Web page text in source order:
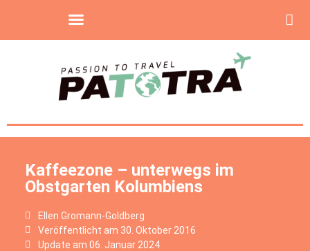
Kaffeezone – unterwegs im
Obstgarten Kolumbiens
Ellen Gromann-Goldberg
Veröffentlicht am 30. Oktober 2016
Update am 06. Januar 2024